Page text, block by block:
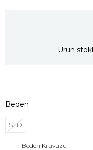
Ürün
Beden
STD
Beden Kılavuzu